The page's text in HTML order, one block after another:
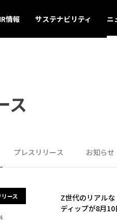
IR情報 サステナビリティ ニ
ス
プレスリリース お知らせ
ース
Z世代のリアル
ディップが8月